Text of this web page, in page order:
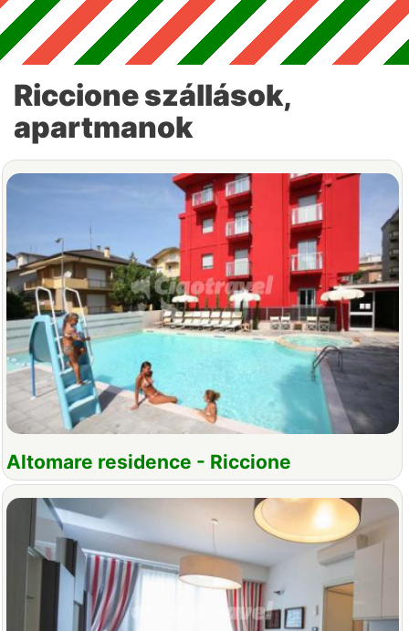
Riccione szállások,
apartmanok
Altomare residence - Riccione